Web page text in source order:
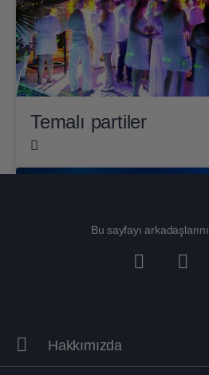
Temalı partiler
Bu sayfayı
Hakkımızda